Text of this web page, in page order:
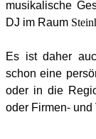
musikalische
DJ im Raum
Es ist daher
schon eine
oder in die
oder Firmen- und